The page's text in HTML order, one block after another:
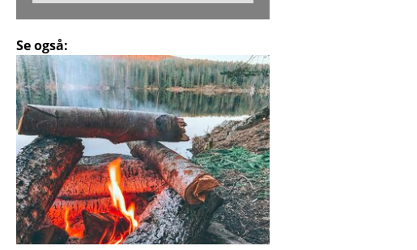
Se også: